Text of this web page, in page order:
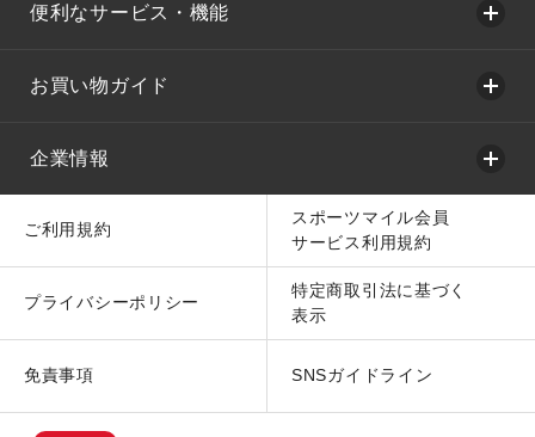
便利なサービス・機能
お買い物ガイド
企業情報
ご利用規約
スポーツマイル会員
サービス利用規約
プライバシーポリシー
特定商取引法に基づく
表示
免責事項 SNSガイドライン